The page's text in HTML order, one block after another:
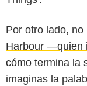
Por otro lado,
Harbour —quien
cómo termina la
imaginas la